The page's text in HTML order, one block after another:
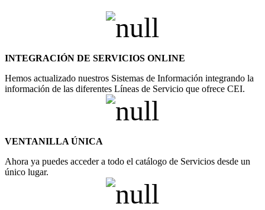
INTEGRACIÓN DE SERVICIOS ONLINE
Hemos actualizado nuestros Sistemas de Información integrando la
información de las diferentes Líneas de Servicio que ofrece CEI.
VENTANILLA ÚNICA
Ahora ya puedes acceder a todo el catálogo de Servicios desde un
único lugar.